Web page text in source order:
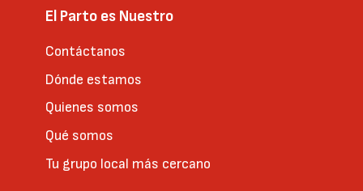
El Parto es Nuestro
Contáctanos
Dónde estamos
Quienes somos
Qué somos
Tu grupo local más cercano